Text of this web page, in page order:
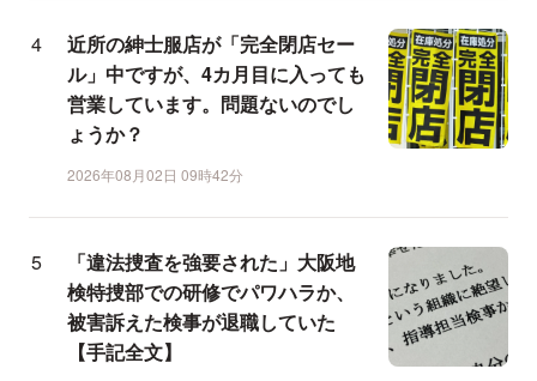
近所の紳士服店が「完全閉店セー
ル」中ですが、4カ月目に入っても
営業しています。問題ないのでし
ょうか？
2026年08月02日 09時42分
「違法捜査を強要された」大阪地
検特捜部での研修でパワハラか、
被害訴えた検事が退職していた
【手記全文】